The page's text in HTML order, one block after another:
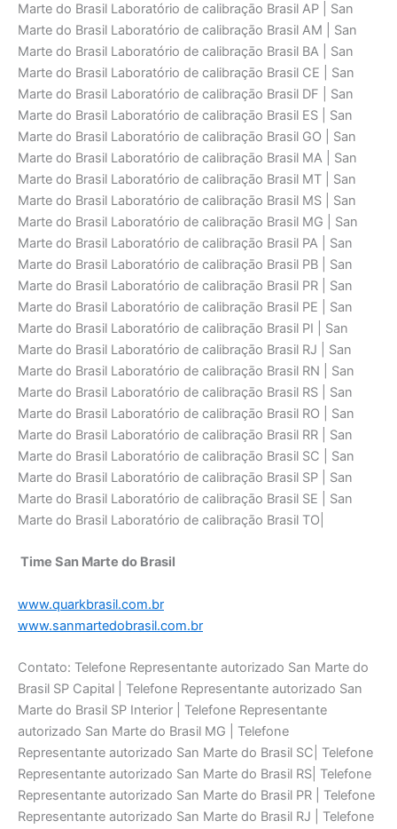
Marte do Brasil Laboratório de calibraçāo Brasil AP | San
Marte do Brasil Laboratório de calibraçāo Brasil AM | San
Marte do Brasil Laboratório de calibraçāo Brasil BA | San
Marte do Brasil Laboratório de calibraçāo Brasil CE | San
Marte do Brasil Laboratório de calibraçāo Brasil DF | San
Marte do Brasil Laboratório de calibraçāo Brasil ES | San
Marte do Brasil Laboratório de calibraçāo Brasil GO | San
Marte do Brasil Laboratório de calibraçāo Brasil MA | San
Marte do Brasil Laboratório de calibraçāo Brasil MT | San
Marte do Brasil Laboratório de calibraçāo Brasil MS | San
Marte do Brasil Laboratório de calibraçāo Brasil MG | San
Marte do Brasil Laboratório de calibraçāo Brasil PA | San
Marte do Brasil Laboratório de calibraçāo Brasil PB | San
Marte do Brasil Laboratório de calibraçāo Brasil PR | San
Marte do Brasil Laboratório de calibraçāo Brasil PE | San
Marte do Brasil Laboratório de calibraçāo Brasil PI | San
Marte do Brasil Laboratório de calibraçāo Brasil RJ | San
Marte do Brasil Laboratório de calibraçāo Brasil RN | San
Marte do Brasil Laboratório de calibraçāo Brasil RS | San
Marte do Brasil Laboratório de calibraçāo Brasil RO | San
Marte do Brasil Laboratório de calibraçāo Brasil RR | San
Marte do Brasil Laboratório de calibraçāo Brasil SC | San
Marte do Brasil Laboratório de calibraçāo Brasil SP | San
Marte do Brasil Laboratório de calibraçāo Brasil SE | San
Marte do Brasil Laboratório de calibraçāo Brasil TO|
Time San Marte do Brasil
www.quarkbrasil.com.br
www.sanmartedobrasil.com.br
Contato: Telefone Representante autorizado San Marte do
Brasil SP Capital | Telefone Representante autorizado San
Marte do Brasil SP Interior | Telefone Representante
autorizado San Marte do Brasil MG | Telefone
Representante autorizado San Marte do Brasil SC| Telefone
Representante autorizado San Marte do Brasil RS| Telefone
Representante autorizado San Marte do Brasil PR | Telefone
Representante autorizado San Marte do Brasil RJ | Telefone